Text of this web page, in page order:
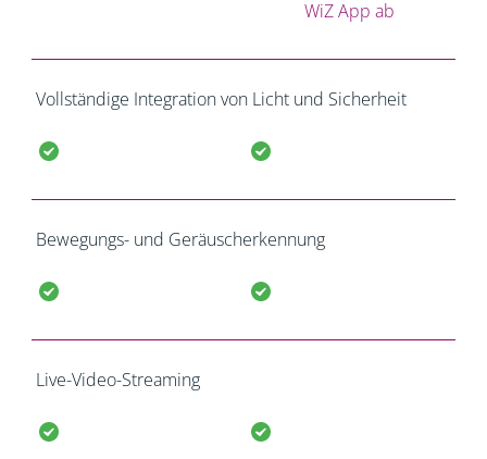
WiZ App ab
Vollständige Integration von Licht und Sicherheit
Bewegungs- und Geräuscherkennung
Live-Video-Streaming